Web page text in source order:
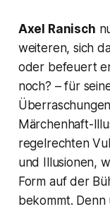
Axel Ranisch
weiteren, sich
oder befeuert
noch? – für
Märchenhaft-
regelrechten
und Illusionen,
Form auf der
bekommt.